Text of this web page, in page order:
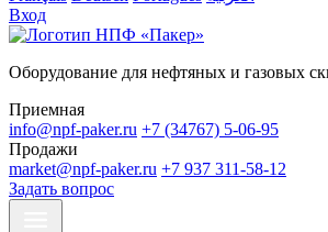
Вход
Оборудование для нефтяных и газовых
Приемная
info@npf-paker.ru +7 (34767) 5-06-95
Продажи
market@npf-paker.ru +7 937 311-58-12
Задать вопрос